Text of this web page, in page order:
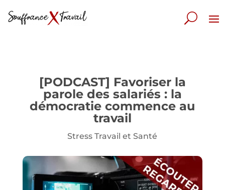
[PODCAST] Favoriser la
parole des salariés : la
démocratie commence au
travail
Stress Travail et Santé